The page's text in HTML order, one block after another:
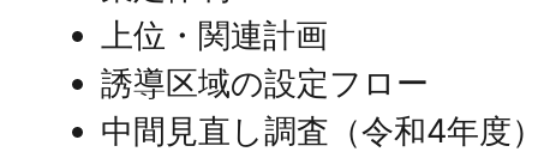
上位・関連計画
誘導区域の設定フロー
中間見直し調査（令和4年度